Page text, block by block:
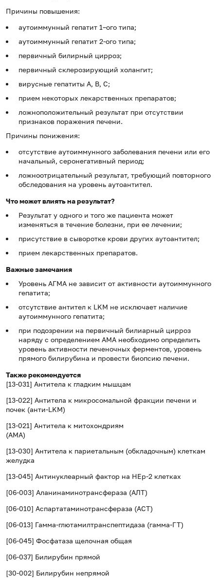
Причины повышения:
аутоиммунный гепатит 1–ого типа;
аутоиммунный гепатит 2-ого типа;
первичный билирный цирроз;
первичный склерозирующий холангит;
вирусные гепатиты А, В, С;
прием некоторых лекарственных препаратов;
ложноположительный результат при отсутствии
признаков поражения печени.
Причины понижения:
отсутствие аутоиммунного заболевания печени или его
начальный, серонегативный период;
ложноотрицательный результат, требующий повторного
обследования на уровень аутоантител.
Что может влиять на результат?
Результат у одного и того же пациента может
изменяться в течение болезни, при ее лечении;
присутствие в сыворотке крови других аутоантител;
прием лекарственных препаратов.
Важные замечания
Уровень АГМА не зависит от активности аутоиммунного
гепатита;
отсутствие антител к LKM не исключает наличие
аутоиммунного гепатита;
при подозрении на первичный билиарный цирроз
наряду с определением АМА необходимо определить
уровень активности печеночных ферментов, уровень
прямого билирубина и провести биопсию печени.
Также рекомендуется
[13-031] Антитела к гладким мышцам
[13-022] Антитела к микросомальной фракции печени и
почек (анти-LKM)
[13-021] Антитела к митохондриям
(AMA)
[13-030] Антитела к париетальным (обкладочным) клеткам
желудка
[13-045] Антинуклеарный фактор на HEp-2 клетках
[06-003] Аланинаминотрансфераза (АЛТ)
[06-010] Аспартатаминотрансфераза (АСТ)
[06-013] Гамма-глютамилтранспептидаза (гамма-ГТ)
[06-045] Фосфатаза щелочная общая
[06-037] Билирубин прямой
[30-002] Билирубин непрямой